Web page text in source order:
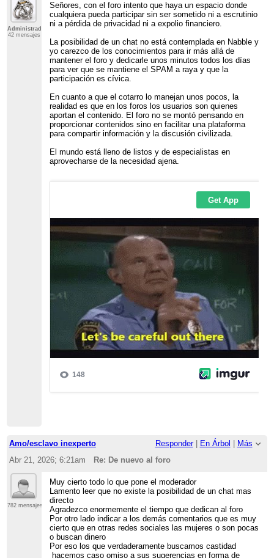
Administrador
42 mensajes
Señores, con el foro intento que haya un espacio donde
cualquiera pueda participar sin ser sometido ni a escrutinio
ni a pérdida de privacidad ni a expolio financiero.
La posibilidad de un chat no está contemplada en Nabble y
yo carezco de los conocimientos para ir más allá de
mantener el foro y dedicarle unos minutos todos los días
para ver que se mantiene el SPAM a raya y que la
participación es cívica.
En cuanto a que el cotarro lo manejan unos pocos, la
realidad es que en los foros los usuarios son quienes
aportan el contenido. El foro no se montó pensando en
proporcionar contenidos sino en facilitar una plataforma
para compartir información y la discusión civilizada.
El mundo está lleno de listos y de especialistas en
aprovecharse de la necesidad ajena.
Amo/esclavo inexperto Responder| En Árbol
Más
Abr 21, 2026; 6:21am
Re: De nuevo al foro
782 mensajes
Muy cierto todo lo que pone el moderador
Lamento leer que no existe la posibilidad de un chat mas
directo
Agradezco enormemente el tiempo que dedican al foro
Por otro lado indicar a los demás comentarios que es muy
cierto que en otras redes sociales las mujeres o son pocas
o buscan dinero
Por eso los que verdaderamente buscamos castidad
hacemos caso omiso a sus sugerencias en forma de